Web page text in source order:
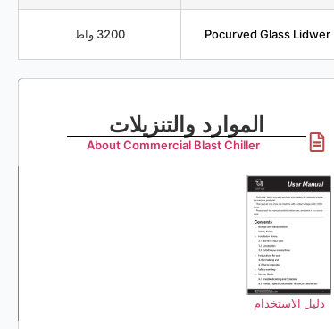
Pocurved Glass Lidwer 3200 واط
الموارد والتنزيلات
About Commercial Blast Chiller
دليل الاستخدام